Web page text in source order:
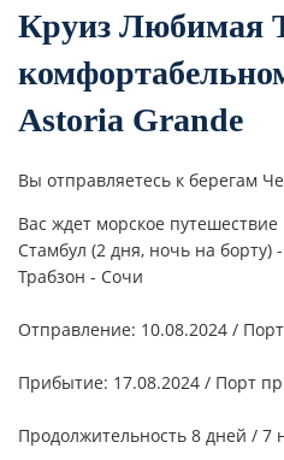
Круиз Любимая
Astoria Grande
Вы отправляетесь к берегам
Вас ждет морское путешествие
Стамбул (2 дня, ночь на
Трабзон - Сочи
Отправление: 10.08.2024 /
Прибытие: 17.08.2024 / Порт
Продолжительность 8 дней / 7